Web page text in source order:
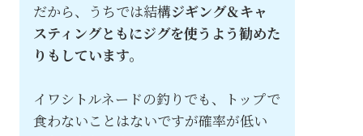
だから、うちでは結構ジギング＆キャ
スティングともにジグを使うよう勧めた
りもしています。
イワシトルネードの釣りでも、トップで
食わないことはないですが確率が低い